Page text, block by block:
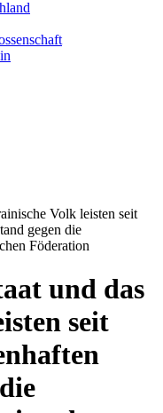
Volk leisten seit
gegen die
Föderation
und das
seit